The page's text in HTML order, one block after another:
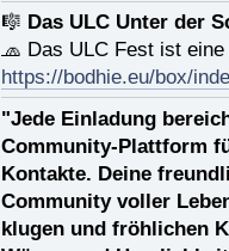
🎼 Das ULC Unter der
🧢 Das ULC Fest ist
https://bodhie.eu/box/
"Jede Einladung
Community-Plattform
Kontakte. Deine
Community voller
klugen und fröhlichen